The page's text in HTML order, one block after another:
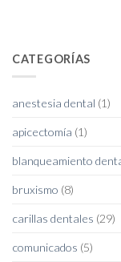
CATEGORÍAS
anestesia dental (1)
apicectomía (1)
blanqueamiento
bruxismo (8)
carillas dentales (29)
comunicados (5)